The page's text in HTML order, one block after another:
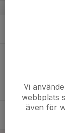
Vi
webbplats
även för